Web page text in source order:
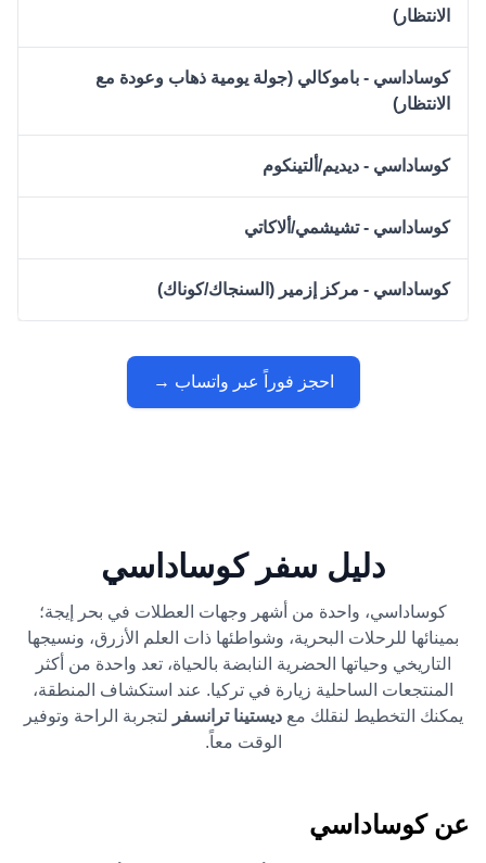
الانتظار)
كوساداسي - باموكالي (جولة يومية ذهاب وعودة مع
الانتظار)
كوساداسي - ديديم/ألتينكوم
كوساداسي - تشيشمي/ألاكاتي
كوساداسي - مركز إزمير (السنجاك/كوناك)
احجز فوراً عبر واتساب →
دليل سفر كوساداسي
كوساداسي، واحدة من أشهر وجهات العطلات في بحر إيجة؛
بمينائها للرحلات البحرية، وشواطئها ذات العلم الأزرق، ونسيجها
التاريخي وحياتها الحضرية النابضة بالحياة، تعد واحدة من أكثر
المنتجعات الساحلية زيارة في تركيا. عند استكشاف المنطقة،
يمكنك التخطيط لنقلك معديستينا ترانسفر لتجربة الراحة وتوفير
الوقت معاً.
عن كوساداسي